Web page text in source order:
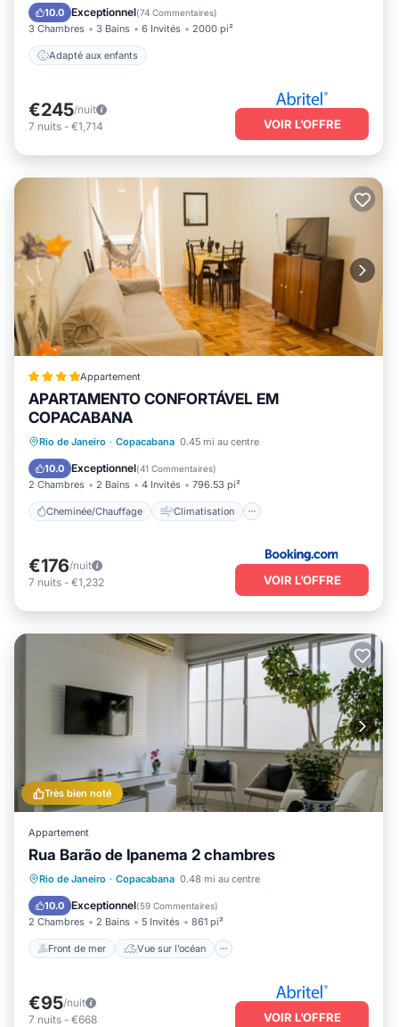
10.0 Exceptionnel(74 Commentaires)
3 Chambres 3 Bains 6 Invités 2000 pi²
Adapté aux enfants
Adapté aux enfants
€245/nuit
7 nuits - €1,714 VOIR L’OFFRE
Appartement
APARTAMENTO CONFORTÁVEL EM
COPACABANA
Rio de Janeiro · Copacabana 0.45 mi au centre
10.0 Exceptionnel(41 Commentaires)
2 Chambres 2 Bains 4 Invités 796.53 pi²
Cheminée/Chauffage Climatisation
Cheminée/Chauffage
Climatisation
Internet
Accessibilité
€176/nuit
7 nuits - €1,232 VOIR L’OFFRE
Très bien noté
Appartement
Rua Barão de Ipanema 2 chambres
Rio de Janeiro · Copacabana 0.48 mi au centre
10.0 Exceptionnel(59 Commentaires)
2 Chambres 2 Bains 5 Invités 861 pi²
Front de mer Vue sur l’océan
Front de mer Vue sur l’océan
Cuisine
€95/nuit
7 nuits - €668 VOIR L’OFFRE